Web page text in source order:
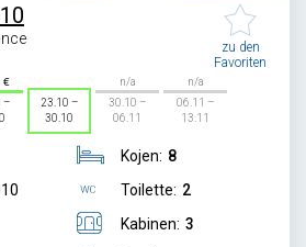
zu den
Favoriten
–
23.10 –
30.10
n/a
30.10 –
06.11
n/a
06.11 –
13.11
Kojen: 8
Toilette: 2
Kabinen: 3